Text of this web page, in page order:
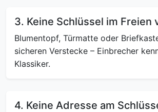
3. Keine Schlüssel im Freien
Blumentopf, Türmatte oder
sicheren Verstecke – Einbrecher
Klassiker.
4. Keine Adresse am